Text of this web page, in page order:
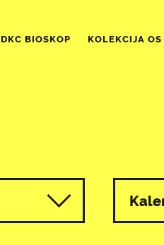
DKC BIOSKOP KOLEKCIJA OS